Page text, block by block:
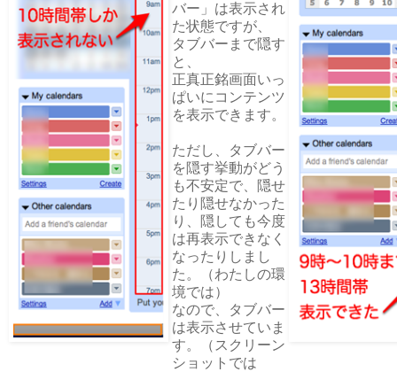
バー」は表示され
た状態ですが、
タブバーまで隠す
と、
正真正銘画面いっ
ぱいにコンテンツ
を表示できます。
ただし、タブバー
を隠す挙動がどう
も不安定で、隠せ
たり隠せなかった
り、隠しても今度
は再表示できなく
なったりしまし
た。（わたしの環
境では）
なので、タブバー
は表示させていま
す。（スクリーン
ショットでは